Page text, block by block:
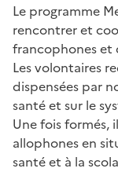
Le programme
rencontrer et
francophones et
Les volontaires
dispensées par
santé et sur le
Une fois formés,
allophones en
santé et à la